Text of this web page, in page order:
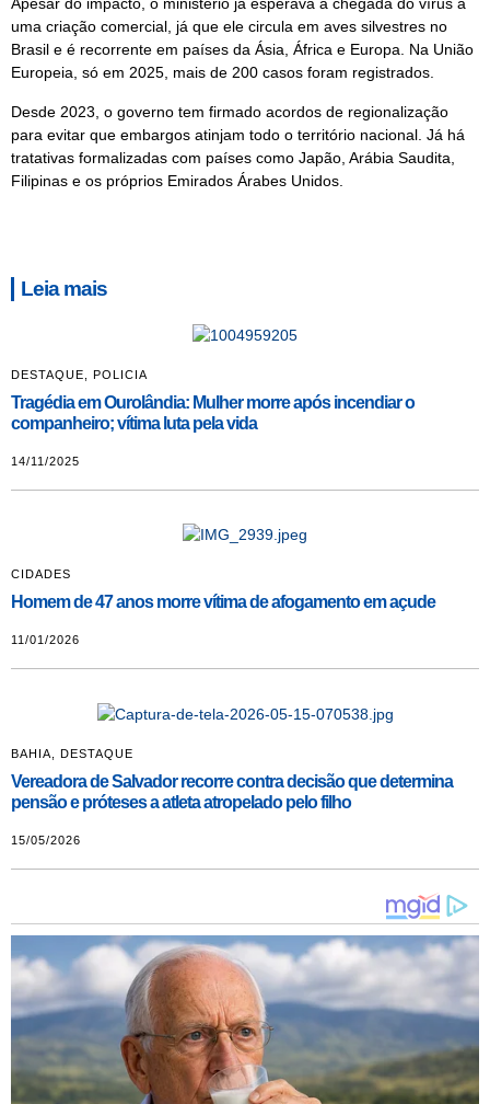
uma criação comercial, já que ele circula em aves silvestres no
Brasil e é recorrente em países da Ásia, África e Europa. Na União
Europeia, só em 2025, mais de 200 casos foram registrados.
Desde 2023, o governo tem firmado acordos de regionalização
para evitar que embargos atinjam todo o território nacional. Já há
tratativas formalizadas com países como Japão, Arábia Saudita,
Filipinas e os próprios Emirados Árabes Unidos.
Leia mais
DESTAQUE POLICIA
Tragédia em Ourolândia: Mulher morre após incendiar o
companheiro; vítima luta pela vida
14/11/2025
CIDADES
Homem de 47 anos morre vítima de afogamento em açude
11/01/2026
BAHIA DESTAQUE
Vereadora de Salvador recorre contra decisão que determina
pensão e próteses a atleta atropelado pelo filho
15/05/2026